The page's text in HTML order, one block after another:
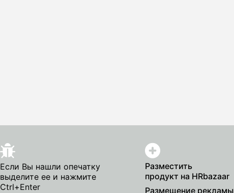
Если Вы нашли опечатку
выделите ее и нажмите
Ctrl+Enter
Разместить
продукт на HRbazaar
Размещение рекламы